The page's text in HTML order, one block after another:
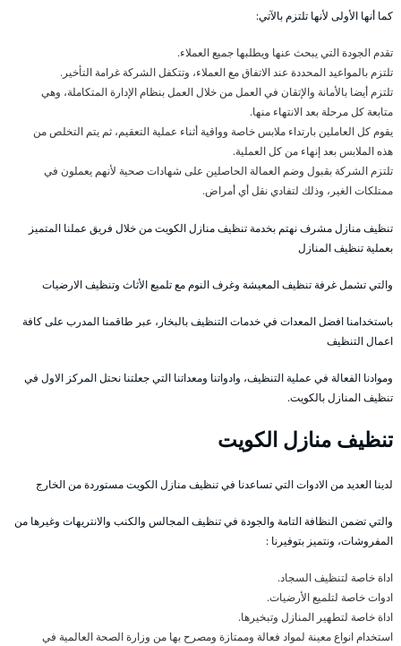
كما أنها الأولى لأنها تلتزم بالآتي:
تقدم الجودة التي يبحث عنها ويطلبها جميع العملاء.
تلتزم بالمواعيد المحددة عند الاتفاق مع العملاء، وتتكفل الشركة غرامة التأخير.
تلتزم أيضا بالأمانة والإتقان في العمل من خلال العمل بنظام الإدارة المتكاملة، وهي
متابعة كل مرحلة بعد الانتهاء منها.
يقوم كل العاملين بارتداء ملابس خاصة وواقية أثناء عملية التعقيم، ثم يتم التخلص من
هذه الملابس بعد إنهاء من كل العملية.
تلتزم الشركة بقبول وضم العمالة الحاصلين على شهادات صحية لأنهم يعملون في
ممتلكات الغير، وذلك لتفادي نقل أي أمراض.
تنظيف منازل مشرف نهتم بخدمة تنظيف منازل الكويت من خلال فريق عملنا المتميز
بعملية تنظيف المنازل
والتي تشمل غرفة تنظيف المعيشة وغرف النوم مع تلميع الأثاث وتنظيف الارضيات
باستخدامنا افضل المعدات في خدمات التنظيف بالبخار، عبر طاقمنا المدرب على كافة
اعمال التنظيف
وموادنا الفعالة في عملية التنظيف، وادواتنا ومعداتنا التي جعلتنا نحتل المركز الاول في
تنظيف المنازل بالكويت.
تنظيف منازل الكويت
لدينا العديد من الادوات التي تساعدنا في تنظيف منازل الكويت مستوردة من الخارج
والتي تضمن النظافة التامة والجودة في تنظيف المجالس والكنب والانتريهات وغيرها من
المفروشات، ونتميز بتوفيرنا :
اداة خاصة لتنظيف السجاد.
ادوات خاصة لتلميع الأرضيات.
اداة خاصة لتطهير المنازل وتبخيرها.
استخدام انواع معينة لمواد فعالة وممتازة ومصرح بها من وزارة الصحة العالمية في